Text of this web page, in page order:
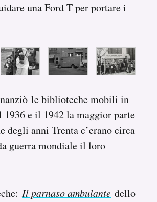
una Ford T per portare i
le biblioteche mobili in
e il 1942 la maggior parte
degli anni Trenta c’erano circa
guerra mondiale il loro
Il parnaso ambulante dello